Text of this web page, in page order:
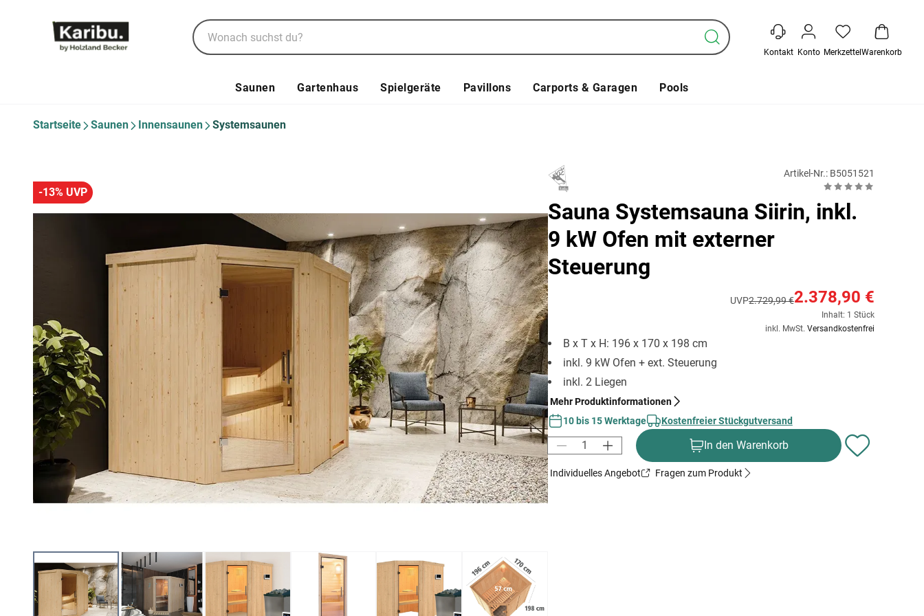
Kontakt Konto Merkzettel Warenkorb
Saunen Gartenhaus Spielgeräte Pavillons Carports & Garagen Pools
Startseite Saunen Innensaunen Systemsaunen
-13% UVP
Artikel-Nr.: B5051521
Sauna Systemsauna Siirin, inkl.
9 kW Ofen mit externer
Steuerung
UVP2.729,99 €2.378,90 €
Inhalt: 1 Stück
inkl. MwSt. Versandkostenfrei
B x T x H: 196 x 170 x 198 cm
inkl. 9 kW Ofen + ext. Steuerung
inkl. 2 Liegen
Mehr Produktinformationen
10 bis 15 Werktage
Kostenfreier Stückgutversand
In den Warenkorb
Individuelles Angebot Fragen zum Produkt